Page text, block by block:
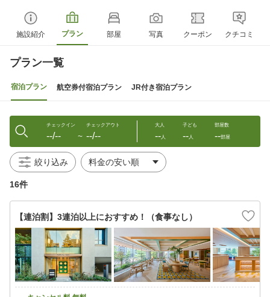
施設紹介 プラン 部屋 写真 クーポン クチコミ
プラン一覧
宿泊プラン 航空券付宿泊プラン JR付き宿泊プラン
チェックイン
--/-- 〜
チェックアウト
--/--
大人
--人
子ども
--人
部屋数
--部屋
絞り込み
16件
【連泊割】3連泊以上におすすめ！（食事なし）